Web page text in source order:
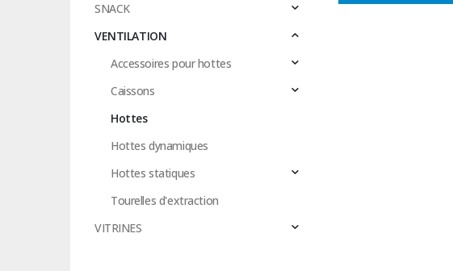
SNACK
VENTILATION
Accessoires pour hottes
Caissons
Hottes
Hottes dynamiques
Hottes statiques
Tourelles d'extraction
VITRINES